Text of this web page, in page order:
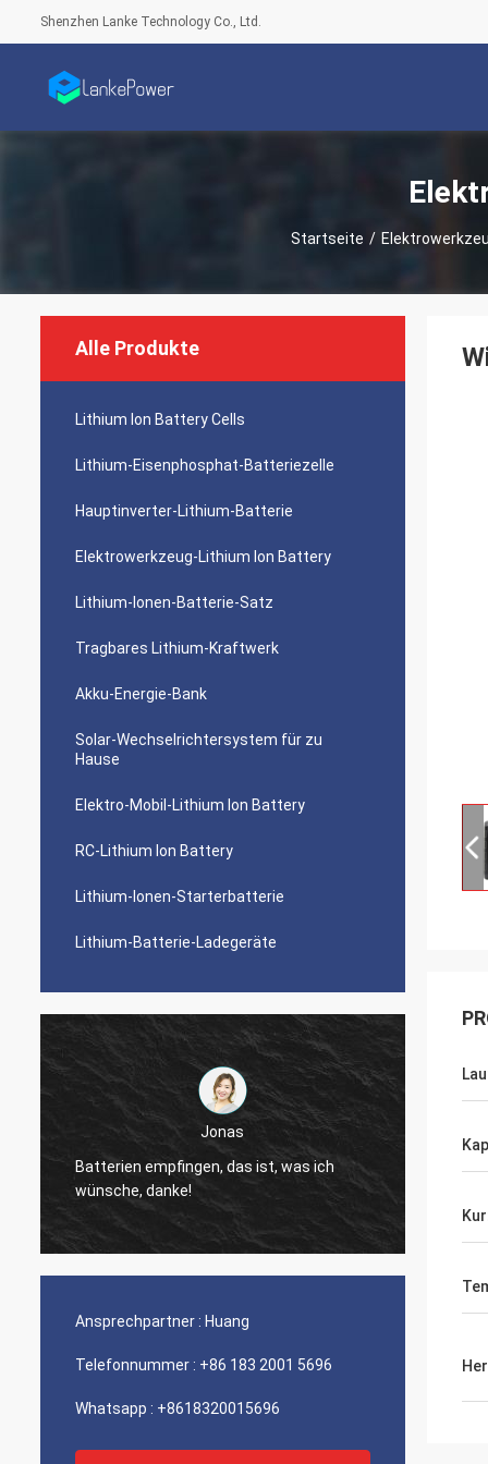
Shenzhen Lanke Technology Co., Ltd.
Startseite /
Alle Produkte
Lithium Ion Battery Cells
Lithium-Eisenphosphat-Batteriezelle
Hauptinverter-Lithium-Batterie
Elektrowerkzeug-Lithium Ion Battery
Lithium-Ionen-Batterie-Satz
Tragbares Lithium-Kraftwerk
Akku-Energie-Bank
Solar-Wechselrichtersystem für zu
Hause
Elektro-Mobil-Lithium Ion Battery
RC-Lithium Ion Battery
Lithium-Ionen-Starterbatterie
Lithium-Batterie-Ladegeräte
Fabricio Mendonca
der Verkaufsleiter, Antonio, guter
Service!!!
Ansprechpartner : Huang
Telefonnummer : +86 183 2001 5696
Whatsapp : +8618320015696